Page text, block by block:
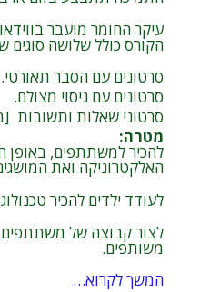
עיקר החומר מועבר
הקורס כולל שלושה סוגים
סרטונים עם הסבר תאורטי.
סרטונים עם ניסוי מצולם.
סרטוני שאלות ותשובות
מטרה:
להכיר למשתתפים, באופן
האלקטרוניקה ואת
לעודד ילדים להכיר
לצור קבוצה של משתתפים
משותפים.
המשך לקרוא…